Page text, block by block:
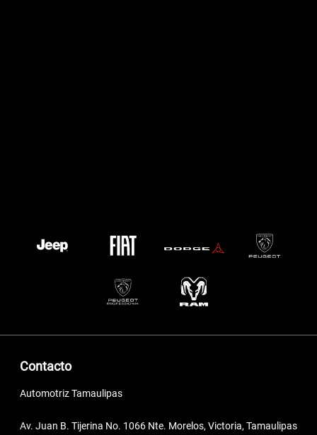
Contacto
Automotriz Tamaulipas
Av. Juan B. Tijerina No. 1066 Nte. Morelos, Victoria, Tamaulipas